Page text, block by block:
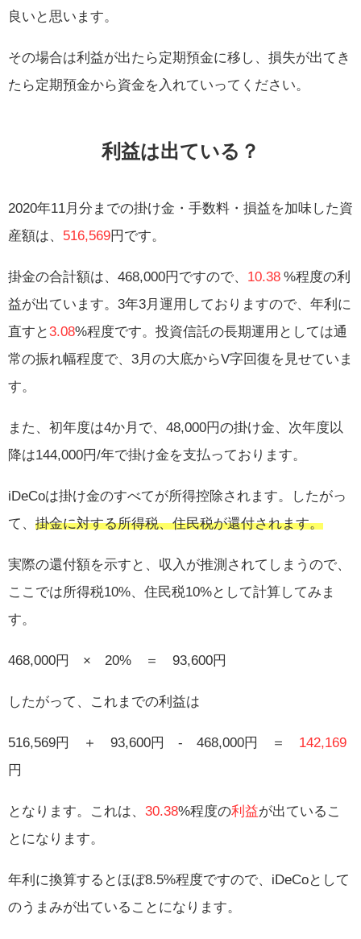
良いと思います。
その場合は利益が出たら定期預金に移し、損失が出てき
たら定期預金から資金を入れていってください。
利益は出ている？
2020年11月分までの掛け金・手数料・損益を加味した資
産額は、 516,569円です。
掛金の合計額は、468,000円ですので、 10.38 %程度の利
益が出ています。3年3月運用しておりますので、年利に
直すと3.08%程度です。投資信託の長期運用としては通
常の振れ幅程度で、3月の大底からV字回復を見せていま
す。
また、初年度は4か月で、48,000円の掛け金、次年度以
降は144,000円/年で掛け金を支払っております。
iDeCoは掛け金のすべてが所得控除されます。したがっ
て、 掛金に対する所得税、住民税が還付されます。
実際の還付額を示すと、収入が推測されてしまうので、
ここでは所得税10%、住民税10%として計算してみま
す。
468,000円 × 20% ＝ 93,600円
したがって、これまでの利益は
516,569円 ＋ 93,600円 ‐ 468,000円 ＝ 142,169
円
となります。これは、 30.38%程度の利益が出ているこ
とになります。
年利に換算するとほぼ8.5%程度ですので、iDeCoとして
のうまみが出ていることになります。